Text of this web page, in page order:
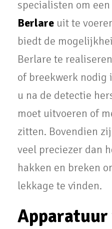
specialisten om een
Berlare uit te
biedt de
Berlare te
of breekwerk nodig
u na de detectie
moet uitvoeren of
zitten. Bovendien
veel preciezer dan
hakken en breken
lekkage te vinden.
Apparatuur